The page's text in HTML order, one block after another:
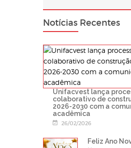
Notícias Recentes
Unifacvest lança
colaborativo de
2026-2030 com a
acadêmica
26/02/2026
Feliz Ano